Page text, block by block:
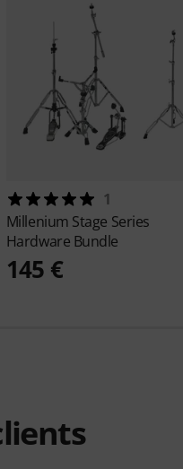
1
Millenium Stage Series
Hardware Bundle
145 €